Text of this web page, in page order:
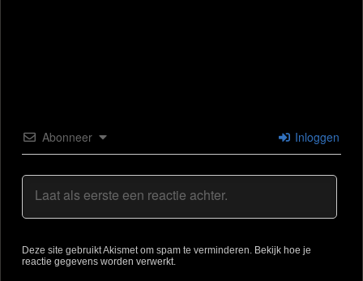
Abonneer Inloggen
Deze site gebruikt Akismet om spam te verminderen. Bekijk hoe je
reactie gegevens worden verwerkt